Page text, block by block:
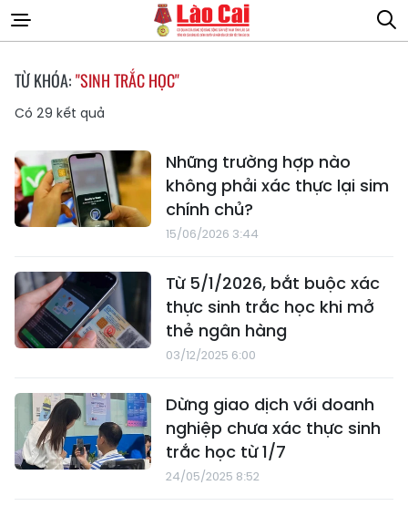
TỪ KHÓA:"SINH TRẮC HỌC"
Có 29 kết quả
Những trường hợp nào
không phải xác thực lại sim
chính chủ?
15/06/2026 3:44
Từ 5/1/2026, bắt buộc xác
thực sinh trắc học khi mở
thẻ ngân hàng
03/12/2025 6:00
Dừng giao dịch với doanh
nghiệp chưa xác thực sinh
trắc học từ 1/7
24/05/2025 8:52